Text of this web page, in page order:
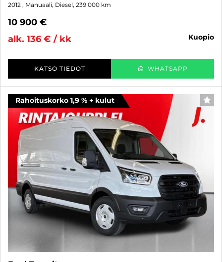
2012 , Manuaali, Diesel, 239 000 km
10 900 €
alk. 136 € / kk
kuopio
KATSO TIEDOT WHATSAPP
Rahoituskorko 1,9 % + kulut